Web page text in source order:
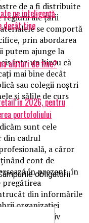
de a fi distribuite
regiuni ale țării
se comportă
prin abordarea
putem ajunge la
într-un birou că
mai bine decât
sau colegii noștri
și sălile de curs
sunt cele
din cadrul
a căror
cont de
în prezent, în
pregătirea
din informările
organizației
a decis inclusiv
pe inteligență
decât tine
alături de tine?
în 2026, pentru
portofoliului
obligatorii